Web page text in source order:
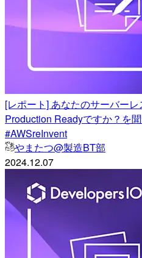
[レポート] あなたのサーバー
Production Readyですか？を
#AWSreInvent
やまたつ@製造BT部
2024.12.07